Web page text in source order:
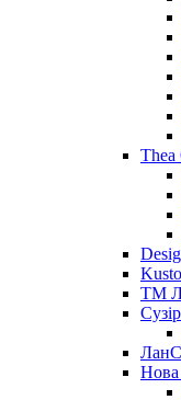
Thea
ТМ
Нова